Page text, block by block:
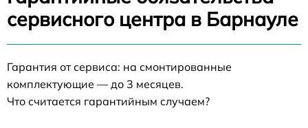
сервисного центра в Барнауле
Гарантия от сервиса: на смонтированные
комплектующие — до 3 месяцев.
Что считается гарантийным случаем?